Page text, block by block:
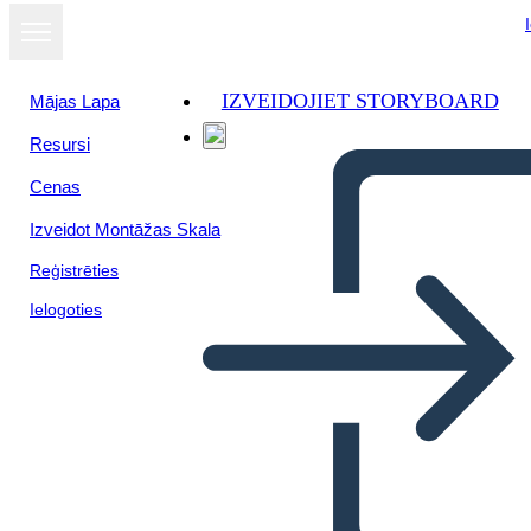
Mājas Lapa
Resursi
Cenas
Izveidot Montāžas Skala
Reģistrēties
Ielogoties
IZVEIDOJIET STORYBOARD